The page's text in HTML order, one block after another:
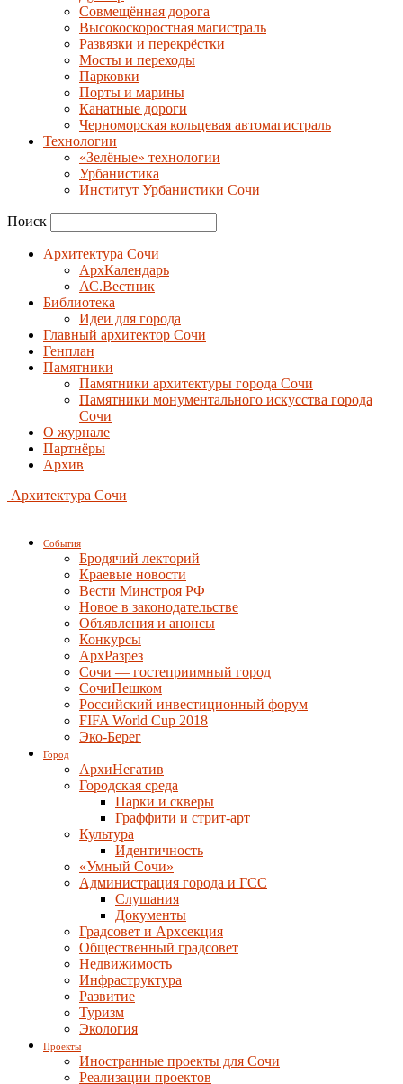
Совмещённая дорога
Высокоскоростная магистраль
Развязки и перекрёстки
Мосты и переходы
Парковки
Порты и марины
Канатные дороги
Черноморская кольцевая автомагистраль
Технологии
«Зелёные» технологии
Урбанистика
Институт Урбанистики Сочи
Поиск
Архитектура Сочи
АрхКалендарь
АС.Вестник
Библиотека
Идеи для города
Главный архитектор Сочи
Генплан
Памятники
Памятники архитектуры города Сочи
Памятники монументального искусства города
Сочи
О журнале
Партнёры
Архив
Архитектура Сочи
События
Бродячий лекторий
Краевые новости
Вести Минстроя РФ
Новое в законодательстве
Объявления и анонсы
Конкурсы
АрхРазрез
Сочи — гостеприимный город
СочиПешком
Российский инвестиционный форум
FIFA World Cup 2018
Эко-Берег
Город
АрхиНегатив
Городская среда
Парки и скверы
Граффити и стрит-арт
Культура
Идентичность
«Умный Сочи»
Администрация города и ГСС
Слушания
Документы
Градсовет и Архсекция
Общественный градсовет
Недвижимость
Инфраструктура
Развитие
Туризм
Экология
Проекты
Иностранные проекты для Сочи
Реализации проектов